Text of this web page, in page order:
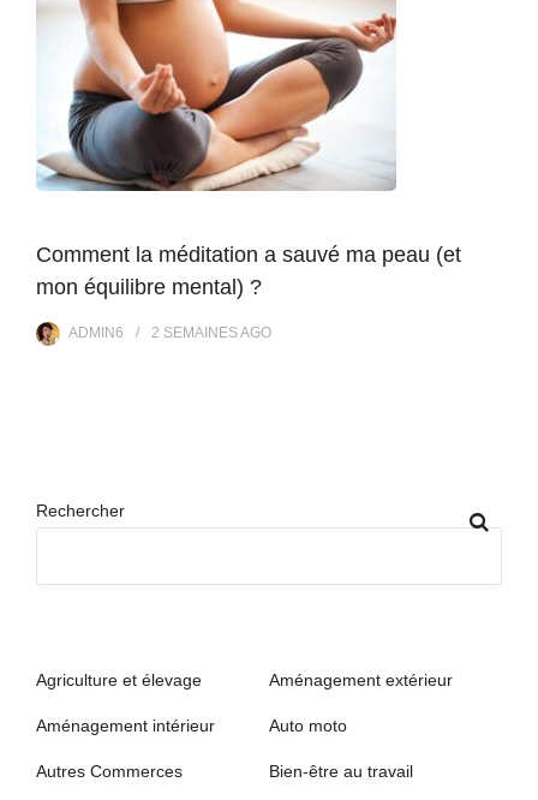
Comment la méditation a sauvé ma peau (et
mon équilibre mental) ?
ADMIN6 2 SEMAINESAGO
Rechercher
Agriculture et élevage Aménagement extérieur
Aménagement intérieur Auto moto
Autres Commerces Bien-être au travail